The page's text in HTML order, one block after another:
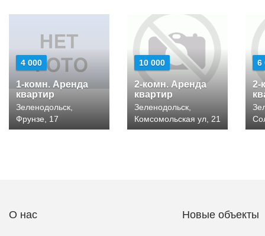
4 000
1-комн. Аренда
квартир
Зеленодольск,
Фрунзе, 17
10 000
2-комн. Аренда
квартир
Зеленодольск,
Комсомольская ул, 21
6
2-
О нас Новые объекты